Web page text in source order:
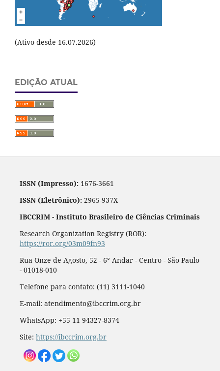
(Ativo desde 16.07.2026)
EDIÇÃO ATUAL
ISSN (Impresso):1676-3661
ISSN (Eletrônico):2965-937X
IBCCRIM - Instituto Brasileiro de Ciências Criminais
Research Organization Registry (ROR):
https://ror.org/03m09fn93
Rua Onze de Agosto, 52 - 6° Andar - Centro - São Paulo
- 01018-010
Telefone para contato: (11) 3111-1040
E-mail: atendimento@ibccrim.org.br
WhatsApp: +55 11 94327-8374
Site: https://ibccrim.org.br